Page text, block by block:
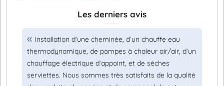
Les derniers avis
Installation d’une cheminée, d’un chauffe eau
thermodynamique, de pompes à chaleur air/air, d’un
chauffage électrique d’appoint, et de sèches
serviettes. Nous sommes très satisfaits de la qualité